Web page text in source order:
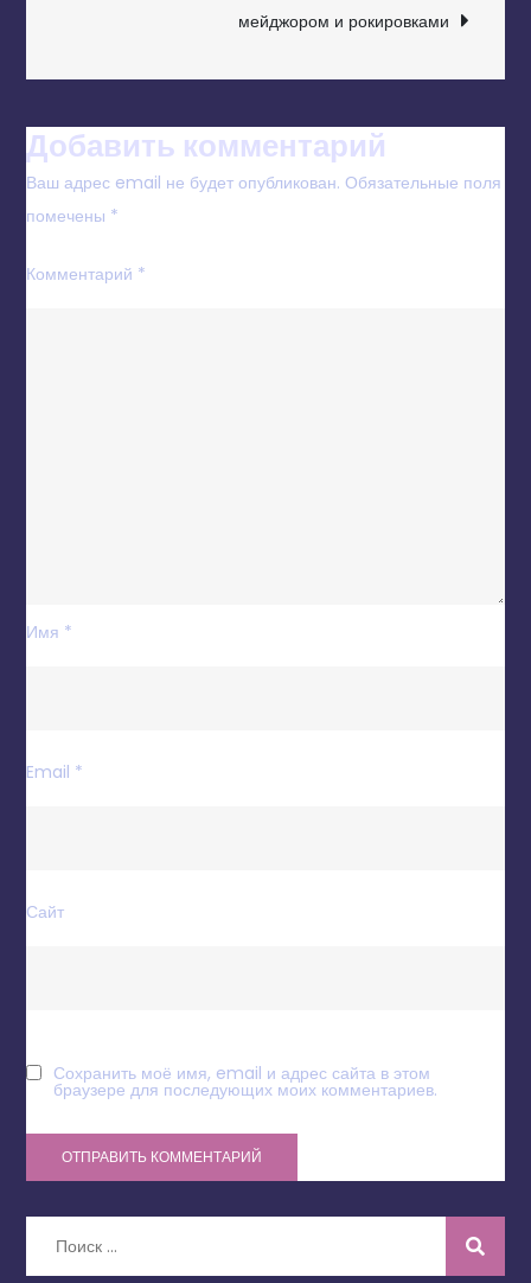
мейджором и рокировками
Добавить комментарий
Ваш адрес email не будет опубликован. Обязательные поля
помечены *
Комментарий *
Имя *
Email *
Сайт
Сохранить моё имя, email и адрес сайта в этом
браузере для последующих моих комментариев.